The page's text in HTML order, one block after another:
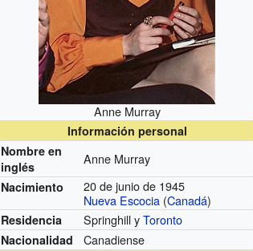
Anne Murray
Información personal
Nombre en
inglés
Anne Murray
Nacimiento
20 de junio de 1945
Nueva Escocia (Canadá)
Residencia Springhill yToronto
Nacionalidad Canadiense